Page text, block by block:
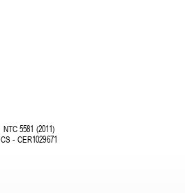
NTC 5581 (2011)
CS - CER1029671